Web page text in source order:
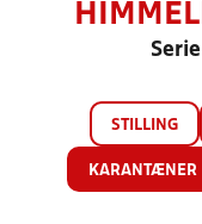
STILLING
KARANTÆNER